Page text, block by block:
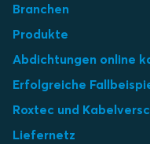
Branchen
Produkte
Abdichtungen online
Erfolgreiche
Roxtec und
Liefernetz